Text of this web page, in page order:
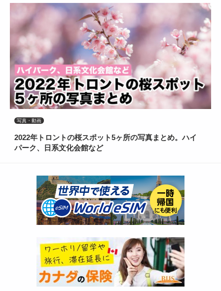
写真・動画
2022年トロントの桜スポット5ヶ所の写真まとめ。ハイ
パーク、日系文化会館など